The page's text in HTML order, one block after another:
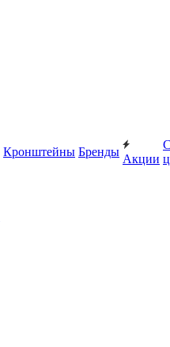
Кронштейны Бренды
Акции